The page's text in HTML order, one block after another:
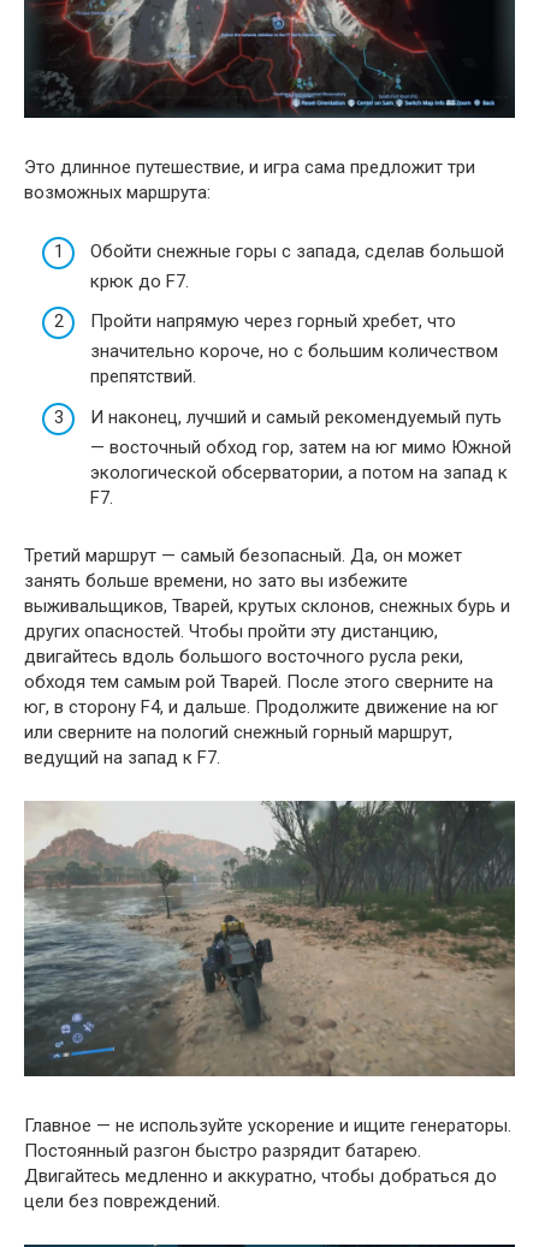
Это длинное путешествие, и игра сама предложит три
возможных маршрута:
Обойти снежные горы с запада, сделав большой
крюк до F7.
Пройти напрямую через горный хребет, что
значительно короче, но с большим количеством
препятствий.
И наконец, лучший и самый рекомендуемый путь
— восточный обход гор, затем на юг мимо Южной
экологической обсерватории, а потом на запад к
F7.
Третий маршрут — самый безопасный. Да, он может
занять больше времени, но зато вы избежите
выживальщиков, Тварей, крутых склонов, снежных бурь и
других опасностей. Чтобы пройти эту дистанцию,
двигайтесь вдоль большого восточного русла реки,
обходя тем самым рой Тварей. После этого сверните на
юг, в сторону F4, и дальше. Продолжите движение на юг
или сверните на пологий снежный горный маршрут,
ведущий на запад к F7.
Главное — не используйте ускорение и ищите генераторы.
Постоянный разгон быстро разрядит батарею.
Двигайтесь медленно и аккуратно, чтобы добраться до
цели без повреждений.